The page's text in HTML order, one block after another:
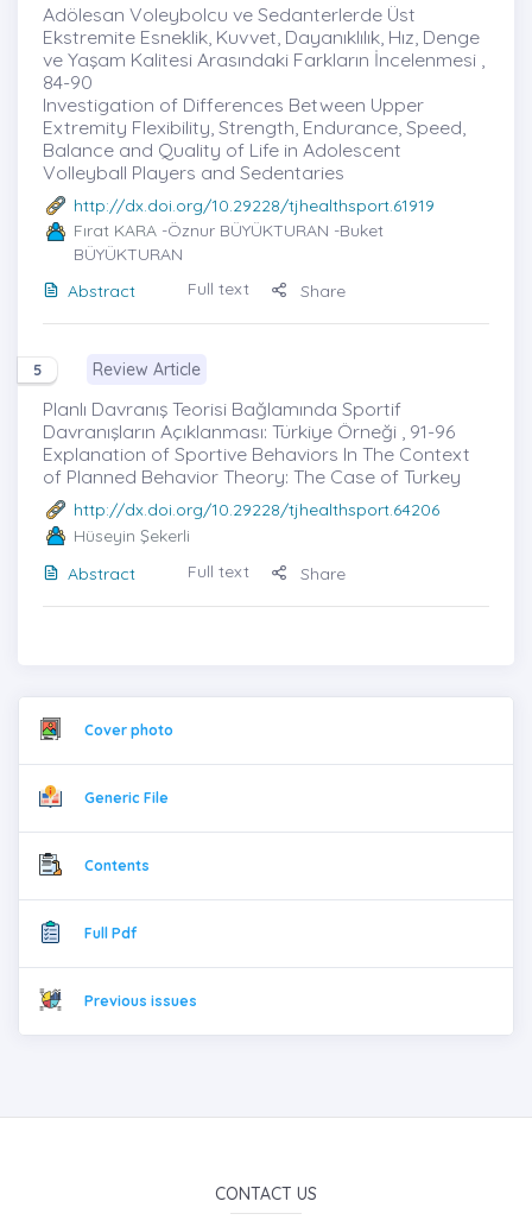
Adölesan Voleybolcu ve Sedanterlerde Üst
Ekstremite Esneklik, Kuvvet, Dayanıklılık, Hız, Denge
ve Yaşam Kalitesi Arasındaki Farkların İncelenmesi ,
84-90
Investigation of Differences Between Upper
Extremity Flexibility, Strength, Endurance, Speed,
Balance and Quality of Life in Adolescent
Volleyball Players and Sedentaries
http://dx.doi.org/10.29228/tjhealthsport.61919
Fırat KARA-Öznur BÜYÜKTURAN -Buket
BÜYÜKTURAN
Abstract
Full text Share
5 Review Article
Planlı Davranış Teorisi Bağlamında Sportif
Davranışların Açıklanması: Türkiye Örneği , 91-96
Explanation of Sportive Behaviors In The Context
of Planned Behavior Theory: The Case of Turkey
http://dx.doi.org/10.29228/tjhealthsport.64206
Hüseyin Şekerli
Abstract
Full text Share
Cover photo
Generic File
Contents
Full Pdf
Previous issues
CONTACT US